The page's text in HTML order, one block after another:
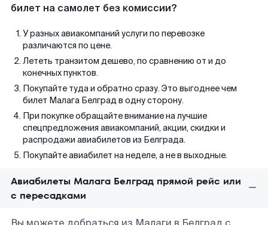
билет на самолет без комиссии?
У разных авиакомпаний услуги по перевозке
различаются по цене.
Лететь транзитом дешево, по сравнению от и до
конечных пунктов.
Покупайте туда и обратно сразу. Это выгоднее чем
билет Малага Белград в одну сторону.
При покупке обращайте внимание на лучшие
спецпредложения авиакомпаний, акции, скидки и
распродажи авиабилетов из Белграда.
Покупайте авиабилет на неделе, а не в выходные.
Авиабилеты Малага Белград прямой рейс или
с пересадками